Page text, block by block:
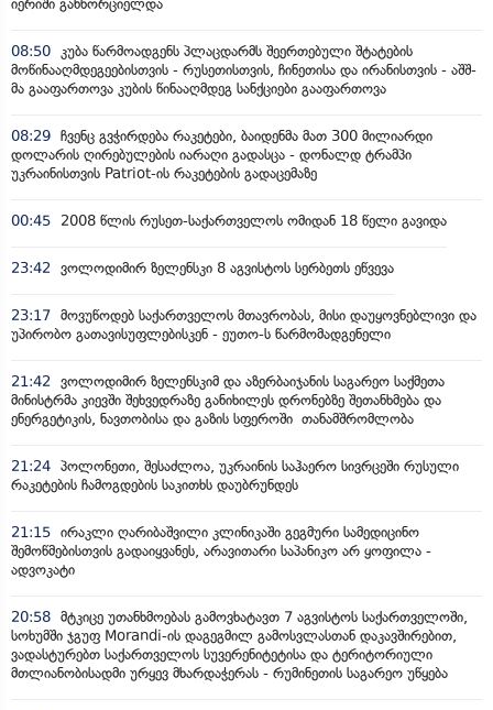
იერიში განხორციელდა
08:50
კუბა წარმოადგენს პლაცდარმს შეერთებული შტატების
მოწინააღმდეგეებისთვის - რუსეთისთვის, ჩინეთისა და ირანისთვის - აშშ-
მა გააფართოვა კუბის წინააღმდეგ სანქციები გააფართოვა
08:29 ჩვენც გვჭირდება რაკეტები, ბაიდენმა მათ 300 მილიარდი
დოლარის ღირებულების იარაღი გადასცა - დონალდ ტრამპი
უკრაინისთვის Patriot-ის რაკეტების გადაცემაზე
00:45 2008 წლის რუსეთ-საქართველოს ომიდან 18 წელი გავიდა
23:42 ვოლოდიმირ ზელენსკი 8 აგვისტოს სერბეთს ეწვევა
23:17 მოვუწოდებ საქართველოს მთავრობას, მისი დაუყოვნებლივი და
უპირობო გათავისუფლებისკენ - ეუთო-ს წარმომადგენელი
21:42
ვოლოდიმირ ზელენსკიმ და აზერბაიჯანის საგარეო საქმეთა
მინისტრმა კიევში შეხვედრაზე განიხილეს დრონებზე შეთანხმება და
ენერგეტიკის, ნავთობისა და გაზის სფეროში თანამშრომლობა
21:24 პოლონეთი, შესაძლოა, უკრაინის საჰაერო სივრცეში რუსული
რაკეტების ჩამოგდების საკითხს დაუბრუნდეს
21:15 ირაკლი ღარიბაშვილი კლინიკაში გეგმური სამედიცინო
შემოწმებისთვის გადაიყვანეს, არავითარი საპანიკო არ ყოფილა -
ადვოკატი
20:58 მტკიცე უთანხმოებას გამოვხატავთ 7 აგვისტოს საქართველოში,
სოხუმში ჯგუფ Morandi-ის დაგეგმილ გამოსვლასთან დაკავშირებით,
ვადასტურებთ საქართველოს სუვერენიტეტისა და ტერიტორიული
მთლიანობისადმი ურყევ მხარდაჭერას - რუმინეთის საგარეო უწყება